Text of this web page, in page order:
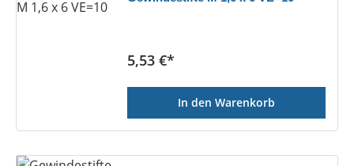
Regulärer Preis:
5,53 €*
In den Warenkorb